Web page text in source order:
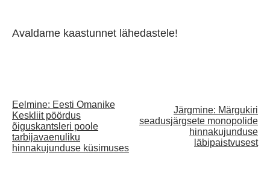
Avaldame kaastunnet lähedastele!
Post
navigation
Eelmine: Eesti Omanike
Keskliit pöördus
õiguskantsleri poole
tarbijavaenuliku
hinnakujunduse küsimuses
Järgmine: Märgukiri
seadusjärgsete monopolide
hinnakujunduse
läbipaistvusest